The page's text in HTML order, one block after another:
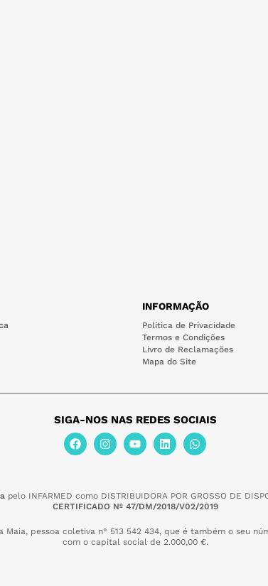
INFORMAÇÃO
Política de Privacidade
Termos e Condições
Livro de Reclamações
Mapa do Site
SIGA-NOS NAS REDES SOCIAIS
pelo INFARMED como DISTRIBUIDORA POR GROSSO DE
CERTIFICADO Nº 47/DM/2018/V02/2019
Maia, pessoa coletiva n° 513 542 434, que é também o seu
com o capital social de 2.000,00 €.